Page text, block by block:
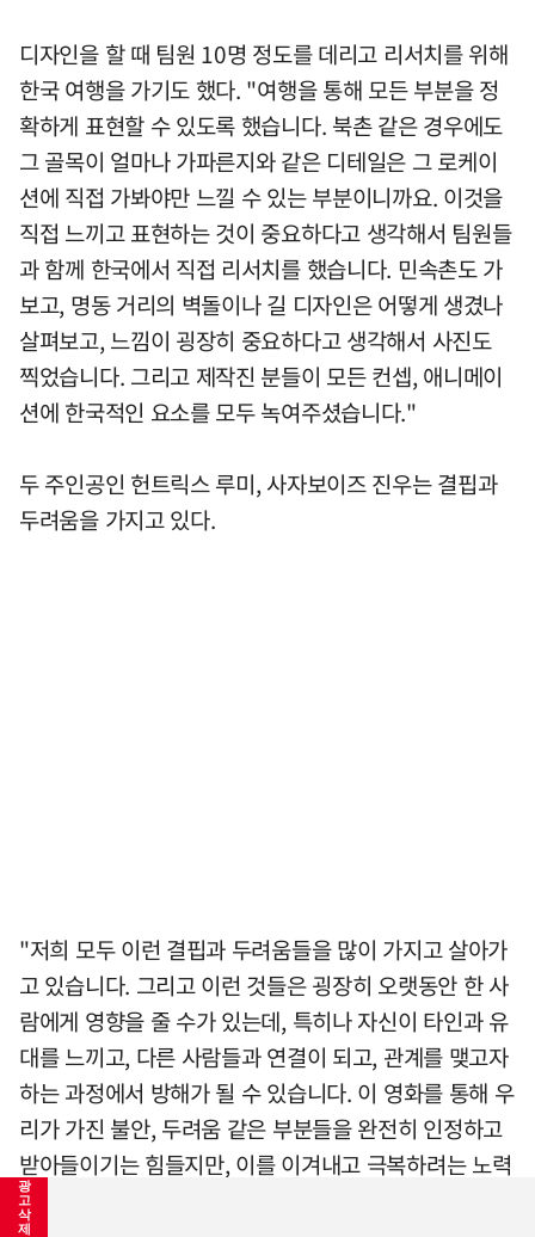
디자인을 할 때 팀원 10명 정도를 데리고 리서치를 위해
한국 여행을 가기도 했다. "여행을 통해 모든 부분을 정
확하게 표현할 수 있도록 했습니다. 북촌 같은 경우에도
그 골목이 얼마나 가파른지와 같은 디테일은 그 로케이
션에 직접 가봐야만 느낄 수 있는 부분이니까요. 이것을
직접 느끼고 표현하는 것이 중요하다고 생각해서 팀원들
과 함께 한국에서 직접 리서치를 했습니다. 민속촌도 가
보고, 명동 거리의 벽돌이나 길 디자인은 어떻게 생겼나
살펴보고, 느낌이 굉장히 중요하다고 생각해서 사진도
찍었습니다. 그리고 제작진 분들이 모든 컨셉, 애니메이
션에 한국적인 요소를 모두 녹여주셨습니다."
두 주인공인 헌트릭스 루미, 사자보이즈 진우는 결핍과
두려움을 가지고 있다.
"저희 모두 이런 결핍과 두려움들을 많이 가지고 살아가
고 있습니다. 그리고 이런 것들은 굉장히 오랫동안 한 사
람에게 영향을 줄 수가 있는데, 특히나 자신이 타인과 유
대를 느끼고, 다른 사람들과 연결이 되고, 관계를 맺고자
하는 과정에서 방해가 될 수 있습니다. 이 영화를 통해 우
리가 가진 불안, 두려움 같은 부분들을 완전히 인정하고
받아들이기는 힘들지만, 이를 이겨내고 극복하려는 노력
은 가능하다고 생각합니다. 또 그렇게 할 수 있을 때 비로
광
고
삭
제